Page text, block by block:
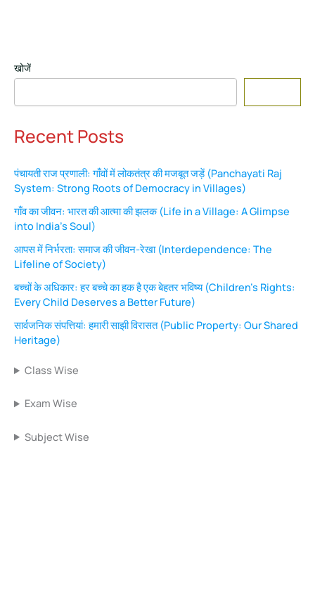
खोजें
Recent Posts
पंचायती राज प्रणाली: गाँवों में लोकतंत्र की मजबूत जड़ें (Panchayati Raj
System: Strong Roots of Democracy in Villages)
गाँव का जीवन: भारत की आत्मा की झलक (Life in a Village: A Glimpse
into India’s Soul)
आपस में निर्भरता: समाज की जीवन-रेखा (Interdependence: The
Lifeline of Society)
बच्चों के अधिकार: हर बच्चे का हक है एक बेहतर भविष्य (Children’s Rights:
Every Child Deserves a Better Future)
सार्वजनिक संपत्तियां: हमारी साझी विरासत (Public Property: Our Shared
Heritage)
Class Wise
Exam Wise
Subject Wise